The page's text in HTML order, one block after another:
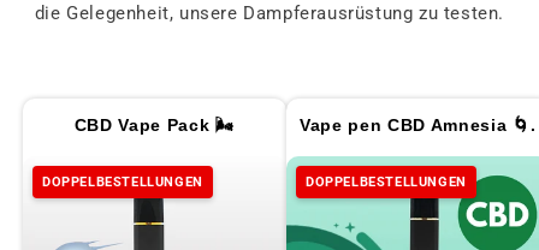
die Gelegenheit, unsere Dampferausrüstung zu testen.
CBD Vape Pack 🌬️
DOPPELBESTELLUNGEN
Vape pen CBD Amnesia 🌀.
DOPPELBESTELLUNGEN